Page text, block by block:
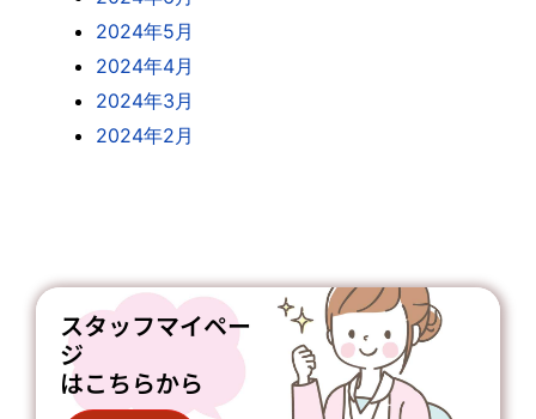
2024年5月
2024年4月
2024年3月
2024年2月
スタッフマイペー
ジ
はこちらから